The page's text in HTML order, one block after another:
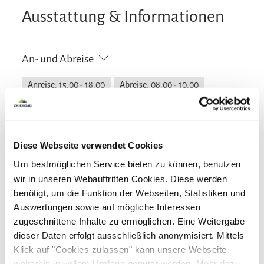
Diese Webseite verwendet Cookies
Um bestmöglichen Service bieten zu können, benutzen
wir in unseren Webauftritten Cookies. Diese werden
benötigt, um die Funktion der Webseiten, Statistiken und
Auswertungen sowie auf mögliche Interessen
zugeschnittene Inhalte zu ermöglichen. Eine Weitergabe
dieser Daten erfolgt ausschließlich anonymisiert. Mittels
Klick auf "Cookies zulassen" kann unsere Webseite
Ausstattung & Informationen
An- und Abreise
Anreise: 15:00 - 18:00 Abreise: 08:00 - 10:00
Services
Nahverkehr in der Nähe
kostenloser Parkplatz
Gepäckaufbewahrung
Geldautomat vor Ort
Waschsalon/Wäscheservice
Parkplatz am Haus
Flexible Stornierung
Ausschließlich Barzahlung
Aktivitäten
Fahrradtouren Langlaufen
Radfahren
Skifahren
Touren zu Fuß Wandern
Ausstattung